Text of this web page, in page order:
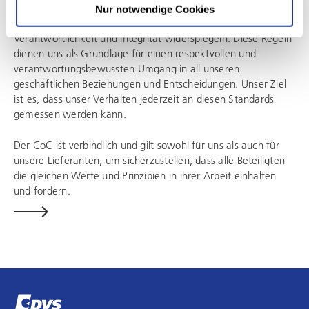
Nur notwendige Cookies
Unser Code of Conduct (CoC) steht für konkrete
Verhaltensregeln, die unsere Werte wie Partnerschaft,
Verantwortlichkeit und Integrität widerspiegeln. Diese Regeln
dienen uns als Grundlage für einen respektvollen und
verantwortungsbewussten Umgang in all unseren
geschäftlichen Beziehungen und Entscheidungen. Unser Ziel
ist es, dass unser Verhalten jederzeit an diesen Standards
gemessen werden kann.
Der CoC ist verbindlich und gilt sowohl für uns als auch für
unsere Lieferanten, um sicherzustellen, dass alle Beteiligten
die gleichen Werte und Prinzipien in ihrer Arbeit einhalten
und fördern.